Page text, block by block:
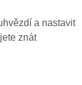
a nastavit
znát